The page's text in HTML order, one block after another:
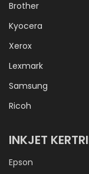
Brother
Kyocera
Xerox
Lexmark
Samsung
Ricoh
INKJET
Epson